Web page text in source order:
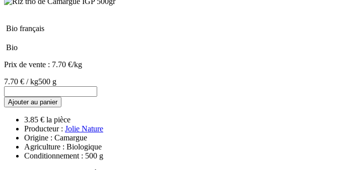
Bio français
Bio
Prix de vente : 7.70 €/kg
7.70 € / kg500 g
Ajouter au panier
3.85 € la pièce
Producteur : Jolie Nature
Origine : Camargue
Agriculture : Biologique
Conditionnement : 500 g